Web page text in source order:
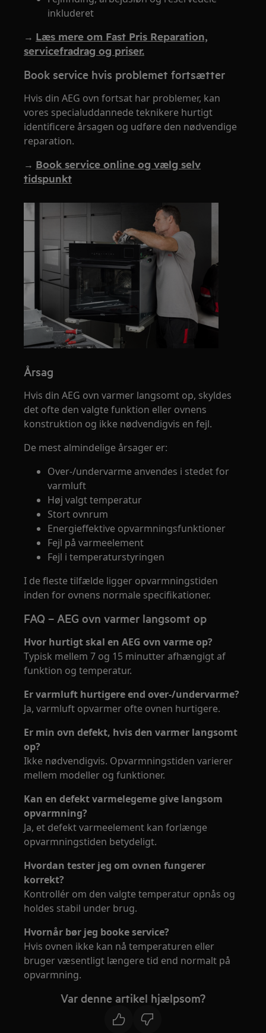
inkluderet
→ Læs mere om Fast Pris Reparation,
servicefradrag og priser.
Book service hvis problemet fortsætter
Hvis din AEG ovn fortsat har problemer, kan
vores specialuddannede teknikere hurtigt
identificere årsagen og udføre den nødvendige
reparation.
→ Book service online og vælg selv
tidspunkt
Årsag
Hvis din AEG ovn varmer langsomt op, skyldes
det ofte den valgte funktion eller ovnens
konstruktion og ikke nødvendigvis en fejl.
De mest almindelige årsager er:
Over-/undervarme anvendes i stedet for
varmluft
Høj valgt temperatur
Stort ovnrum
Energieffektive opvarmningsfunktioner
Fejl på varmeelement
Fejl i temperaturstyringen
I de fleste tilfælde ligger opvarmningstiden
inden for ovnens normale specifikationer.
FAQ – AEG ovn varmer langsomt op
Hvor hurtigt skal en AEG ovn varme op?
Typisk mellem 7 og 15 minutter afhængigt af
funktion og temperatur.
Er varmluft hurtigere end over-/undervarme?
Ja, varmluft opvarmer ofte ovnen hurtigere.
Er min ovn defekt, hvis den varmer langsomt
op?
Ikke nødvendigvis. Opvarmningstiden varierer
mellem modeller og funktioner.
Kan en defekt varmelegeme give langsom
opvarmning?
Ja, et defekt varmeelement kan forlænge
opvarmningstiden betydeligt.
Hvordan tester jeg om ovnen fungerer
korrekt?
Kontrollér om den valgte temperatur opnås og
holdes stabil under brug.
Hvornår bør jeg booke service?
Hvis ovnen ikke kan nå temperaturen eller
bruger væsentligt længere tid end normalt på
opvarmning.
Var denne artikel hjælpsom?